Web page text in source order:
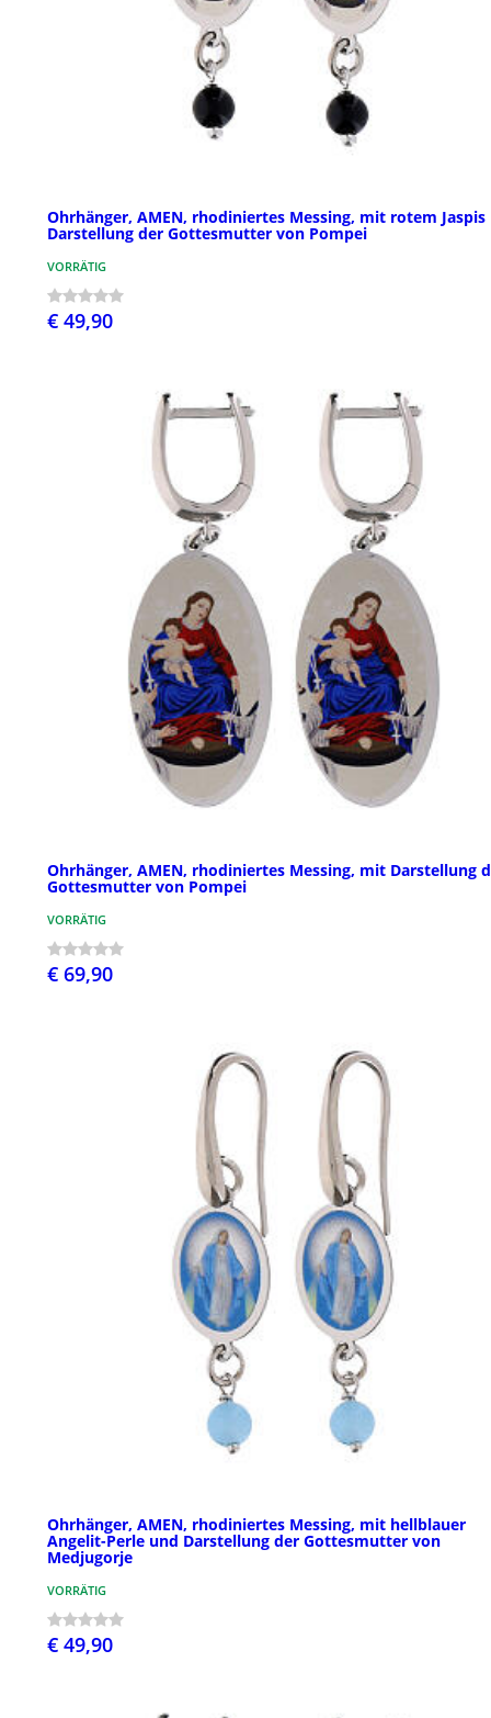
Ohrhänger, AMEN, rhodiniertes Messing, mit rotem Jaspis
Darstellung der Gottesmutter von Pompei
VORRÄTIG
€ 49,90
Ohrhänger, AMEN, rhodiniertes Messing, mit Darstellung
Gottesmutter von Pompei
VORRÄTIG
€ 69,90
Ohrhänger, AMEN, rhodiniertes Messing, mit hellblauer
Angelit-Perle und Darstellung der Gottesmutter von
Medjugorje
VORRÄTIG
€ 49,90